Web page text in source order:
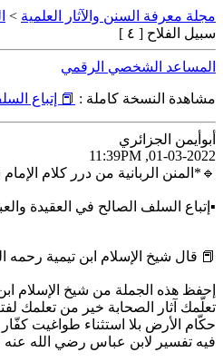
مجلة معرفة السنن والآثار العلمية >
سبيل الفلاح [ ٤ ]
المساعد الشخصي الرقمي
مشاهدة النسخة كاملة : 📕 إتباع
أبوأيمن الجزائري
01-03-2022, 11:39PM
🔹*المنن الربانية من درر كلام
▪️إتباع السلف الصالح في العقيدة
📕 قال شيخ الإسلام ابن تيمية رحمه
إحفظ هذه الجملة من شيخ الإسلام ابن تيمية
حكّام الأرض بلا استثناء طواغيت
فيه تفسير لابن عباس رضي الله عنه